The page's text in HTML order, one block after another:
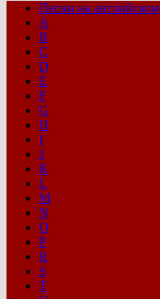
Песни на английском
A
B
C
D
E
F
G
H
I
J
K
L
M
N
O
P
R
S
T